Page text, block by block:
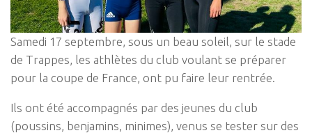
Samedi 17 septembre, sous un beau soleil, sur le stade
de Trappes, les athlètes du club voulant se préparer
pour la coupe de France, ont pu faire leur rentrée.
Ils ont été accompagnés par des jeunes du club
(poussins, benjamins, minimes), venus se tester sur des